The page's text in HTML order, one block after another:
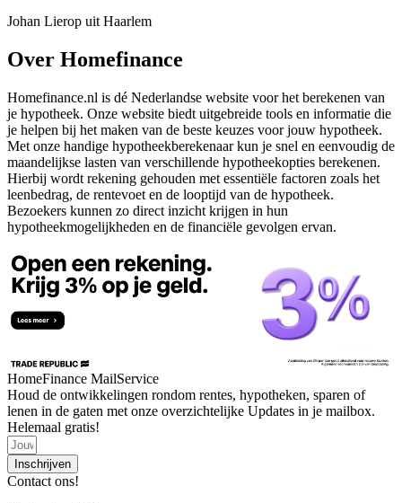
Johan Lierop uit Haarlem
Over Homefinance
Homefinance.nl is dé Nederlandse website voor het berekenen van
je hypotheek. Onze website biedt uitgebreide tools en informatie die
je helpen bij het maken van de beste keuzes voor jouw hypotheek.
Met onze handige hypotheekberekenaar kun je snel en eenvoudig de
maandelijkse lasten van verschillende hypotheekopties berekenen.
Hierbij wordt rekening gehouden met essentiële factoren zoals het
leenbedrag, de rentevoet en de looptijd van de hypotheek.
Bezoekers kunnen zo direct inzicht krijgen in hun
hypotheekmogelijkheden en de financiële gevolgen ervan.
HomeFinance MailService
Houd de ontwikkelingen rondom rentes, hypotheken, sparen of
lenen in de gaten met onze overzichtelijke Updates in je mailbox.
Helemaal gratis!
Inschrijven
Contact ons!